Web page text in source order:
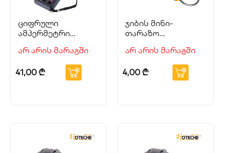
ციფრული
ამპერმეტრი
HOTECHE
არ არის მარაგში
41,00 ₾
ჯიბის მინი-
თარაზო
HOTECHE
არ არის მარაგში
4,00 ₾